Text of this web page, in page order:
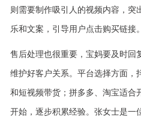
则需要制作吸引人的视频内容，突
乐和文案，引导用户点击购买链接。
售后处理也很重要，宝妈要及时回
维护好客户关系。平台选择方面，
和短视频带货；拼多多、淘宝适合
开始，逐步积累经验。张女士是一